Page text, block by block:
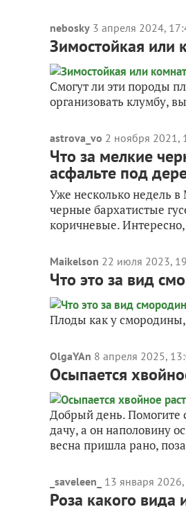
nebosky 3 апреля 2024,
Зимостойкая или
Смогут ли эти породы
организовать клумбу,
astrova_vo 2 ноября 2021,
Что за мелкие
асфальте под
Уже несколько недель
черные бархатистые
коричневые.
Maikelson 22 июля 2023,
Что это за вид
Плоды как у
OlgaYAn 8 апреля 2025,
Осыпается
Добрый день. Помогите
дачу, а он наполовину
весна пришла рано,
_saveleen_ 13 января
Роза какого вида